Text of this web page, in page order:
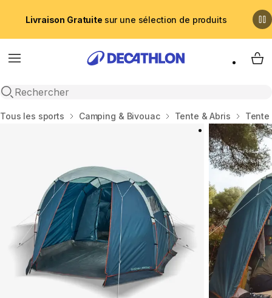
Livraison Gratuite sur une sélection de produits
Menu
Recherche ouverte
My
Accueil
Tous les sports Camping & Bivouac Tente & Abris Tente